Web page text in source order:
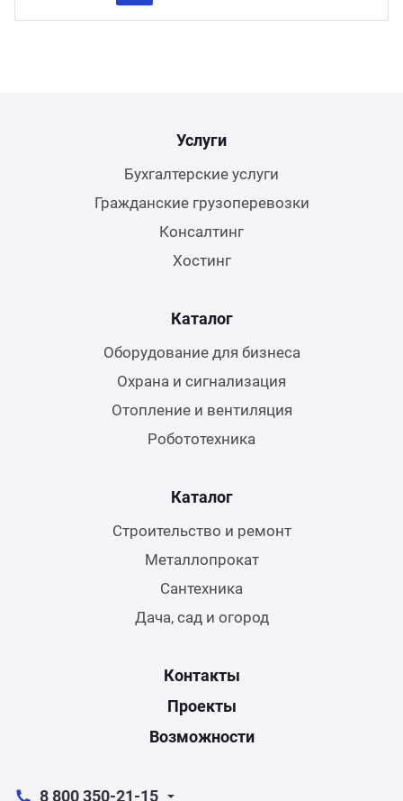
Услуги
Бухгалтерские услуги
Гражданские грузоперевозки
Консалтинг
Хостинг
Каталог
Оборудование для бизнеса
Охрана и сигнализация
Отопление и вентиляция
Робототехника
Каталог
Строительство и ремонт
Металлопрокат
Сантехника
Дача, сад и огород
Контакты
Проекты
Возможности
8 800 350-21-15